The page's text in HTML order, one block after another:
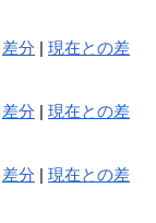
差分 |現在との差
差分 |現在との差
差分 |現在との差